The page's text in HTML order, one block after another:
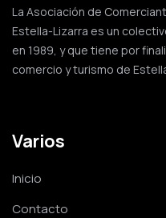
La Asociación de
Estella-Lizarra es un
en 1989, y que tiene por
comercio y turismo de
Varios
Inicio
Contacto